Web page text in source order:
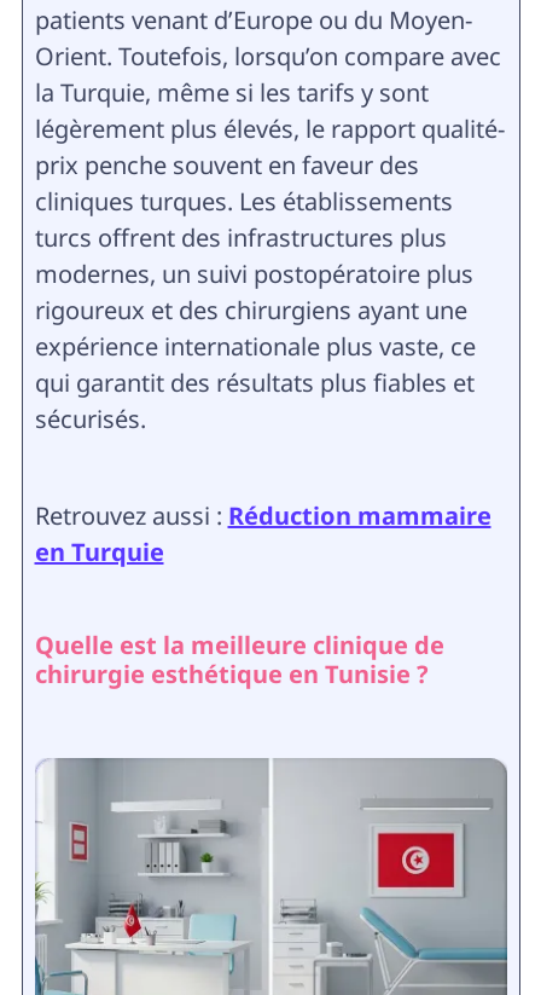
patients venant d’Europe ou du Moyen-
Orient. Toutefois, lorsqu’on compare avec
la Turquie, même si les tarifs y sont
légèrement plus élevés, le rapport qualité-
prix penche souvent en faveur des
cliniques turques. Les établissements
turcs offrent des infrastructures plus
modernes, un suivi postopératoire plus
rigoureux et des chirurgiens ayant une
expérience internationale plus vaste, ce
qui garantit des résultats plus fiables et
sécurisés.
Retrouvez aussi : Réduction mammaire
en Turquie
Quelle est la meilleure clinique de
chirurgie esthétique en Tunisie ?